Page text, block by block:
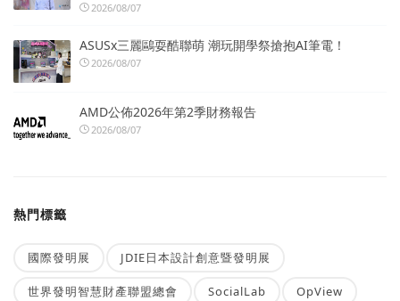
2026/08/07
ASUSx三麗鷗耍酷聯萌 潮玩開學祭搶抱AI筆電！
2026/08/07
AMD公佈2026年第2季財務報告
2026/08/07
熱門標籤
國際發明展 JDIE日本設計創意暨發明展
世界發明智慧財產聯盟總會 SocialLab OpView